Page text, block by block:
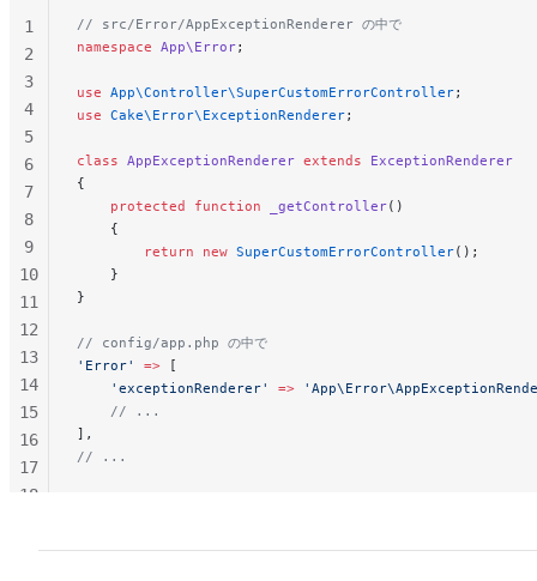
// src/Error/AppExceptionRenderer の中で
namespace App\Error;
use App\Controller\SuperCustomErrorController;
use Cake\Error\ExceptionRenderer;
class AppExceptionRenderer extends ExceptionRenderer
{
    protected
function _getController()
    {
        return
new SuperCustomErrorController();
    }
}
// config/app.php の中で
'Error'
=> [
    'exceptionRenderer'
=>
    // ...
],
// ...
1
2
3
4
5
6
7
8
9
10
11
12
13
14
15
16
17
18